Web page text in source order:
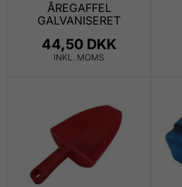
ÅREGAFFEL
GALVANISERET
44,50 DKK
INKL. MOMS